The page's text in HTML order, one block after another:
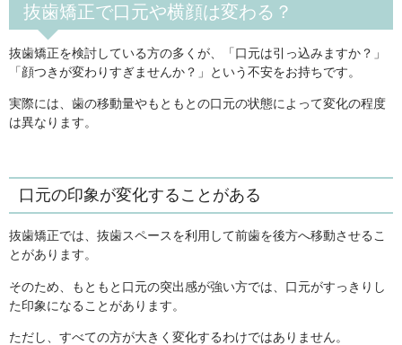
抜歯矯正で口元や横顔は変わる？
抜歯矯正を検討している方の多くが、「口元は引っ込みますか？」
「顔つきが変わりすぎませんか？」という不安をお持ちです。
実際には、歯の移動量やもともとの口元の状態によって変化の程度
は異なります。
口元の印象が変化することがある
抜歯矯正では、抜歯スペースを利用して前歯を後方へ移動させるこ
とがあります。
そのため、もともと口元の突出感が強い方では、口元がすっきりし
た印象になることがあります。
ただし、すべての方が大きく変化するわけではありません。